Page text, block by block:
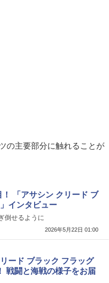
の主要部分に触れることが
「アサシン クリード ブ
インタビュー
倒せるように
2026年5月22日 01:00
ード ブラック フラッグ
戦闘と海戦の様子をお届